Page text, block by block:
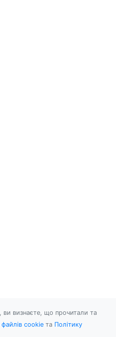
визнаєте, що прочитали та
cookie та Політику